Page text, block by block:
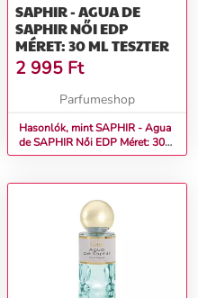
SAPHIR - AGUA DE
SAPHIR NŐI EDP
MÉRET: 30 ML TESZTER
2 995 Ft
Parfumeshop
Hasonlók, mint SAPHIR - Agua
de SAPHIR Női EDP Méret: 30
ml teszter